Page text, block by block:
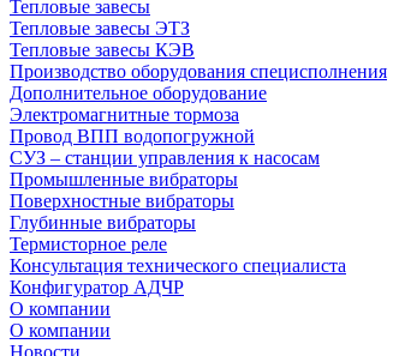
Тепловые завесы
Тепловые завесы ЭТЗ
Тепловые завесы КЭВ
Производство оборудования специсполнения
Дополнительное оборудование
Электромагнитные тормоза
Провод ВПП водопогружной
СУЗ – станции управления к насосам
Промышленные вибраторы
Поверхностные вибраторы
Глубинные вибраторы
Термисторное реле
Консультация технического специалиста
Конфигуратор АДЧР
О компании
О компании
Новости